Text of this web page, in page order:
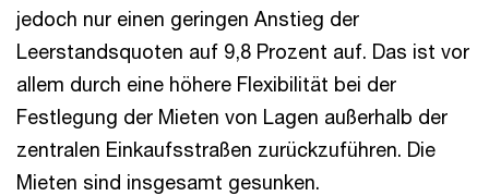
jedoch nur einen geringen Anstieg der
Leerstandsquoten auf 9,8 Prozent auf. Das ist vor
allem durch eine höhere Flexibilität bei der
Festlegung der Mieten von Lagen außerhalb der
zentralen Einkaufsstraßen zurückzuführen. Die
Mieten sind insgesamt gesunken.